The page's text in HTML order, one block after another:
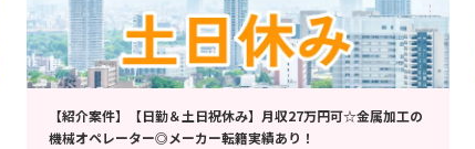
【紹介案件】【日勤＆土日祝休み】月収27万円可☆金属加工の
機械オペレーター◎メーカー転籍実績あり！